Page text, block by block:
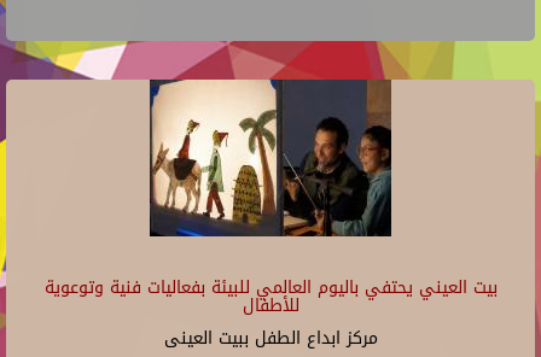
بيت العيني يحتفي باليوم العالمي للبيئة بفعاليات فنية وتوعوية
للأطفال
مركز ابداع الطفل ببيت العينى